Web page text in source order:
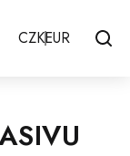
CZKEUR